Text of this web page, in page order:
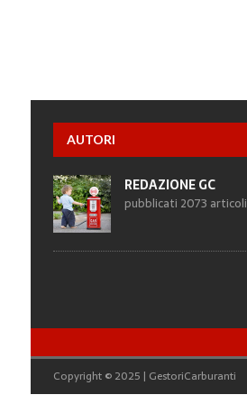
AUTORI
REDAZIONE GC
pubblicati 2073 articoli
Copyright © 2025 | GestoriCarburanti